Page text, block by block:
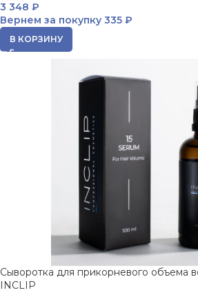
3 348 ₽
Вернем за покупку 335 ₽
В КОРЗИНУ
Сыворотка для прикорневого объема
INCLIP